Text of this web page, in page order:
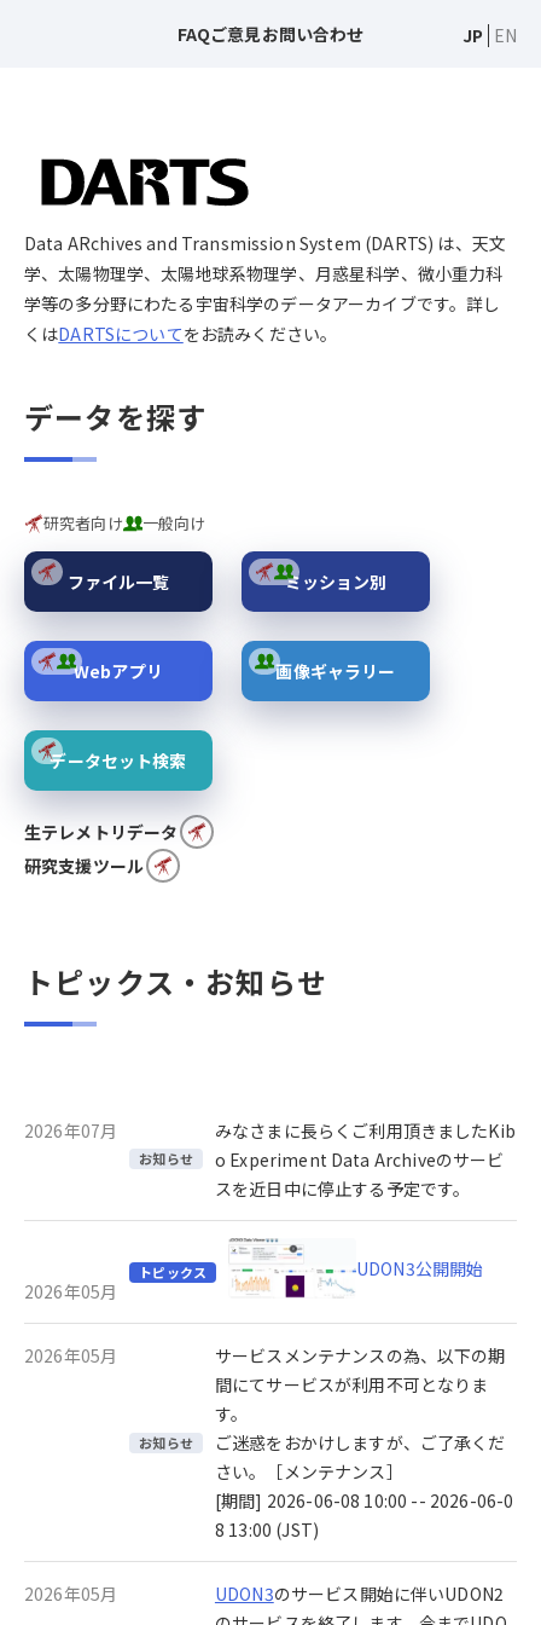
FAQご意見お問い合わせ JP EN
Data ARchives and Transmission System (DARTS) は、天文
学、太陽物理学、太陽地球系物理学、月惑星科学、微小重力科
学等の多分野にわたる宇宙科学のデータアーカイブです。詳し
くはDARTSについてをお読みください。
データを探す
研究者向け 一般向け
ファイル一覧 ミッション別
Webアプリ 画像ギャラリー
データセット検索
生テレメトリデータ
研究支援ツール
トピックス・お知らせ
2026年07月
お知らせ
みなさまに長らくご利用頂きましたKib
o Experiment Data Archiveのサービ
スを近日中に停止する予定です。
2026年05月
トピックス UDON3公開開始
2026年05月
お知らせ
サービスメンテナンスの為、以下の期
間にてサービスが利用不可となりま
す。
ご迷惑をおかけしますが、ご了承くだ
さい。［メンテナンス］
[期間] 2026-06-08 10:00 -- 2026-06-0
8 13:00 (JST)
2026年05月 UDON3のサービス開始に伴いUDON2